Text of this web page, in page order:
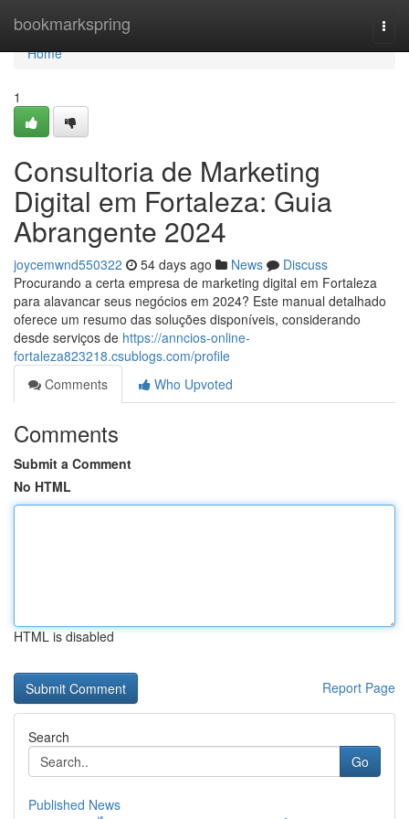
bookmarkspring
Home
Home
1
Consultoria de Marketing
Digital em Fortaleza: Guia
Abrangente 2024
joycemwnd550322 54 days ago News
Discuss
Procurando a certa empresa de marketing digital em Fortaleza
para alavancar seus negócios em 2024? Este manual detalhado
oferece um resumo das soluções disponíveis, considerando
desde serviços de https://anncios-online-
fortaleza823218.csublogs.com/profile
Comments
Who Upvoted
Comments
Submit a Comment
No HTML
HTML is disabled
Report Page
Search
Go
Published News